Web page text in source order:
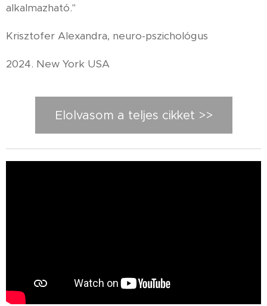
alkalmazható."
Krisztofer Alexandra, neuro-pszichológus
2024. New York USA
Elolvasom a teljes cikket >>